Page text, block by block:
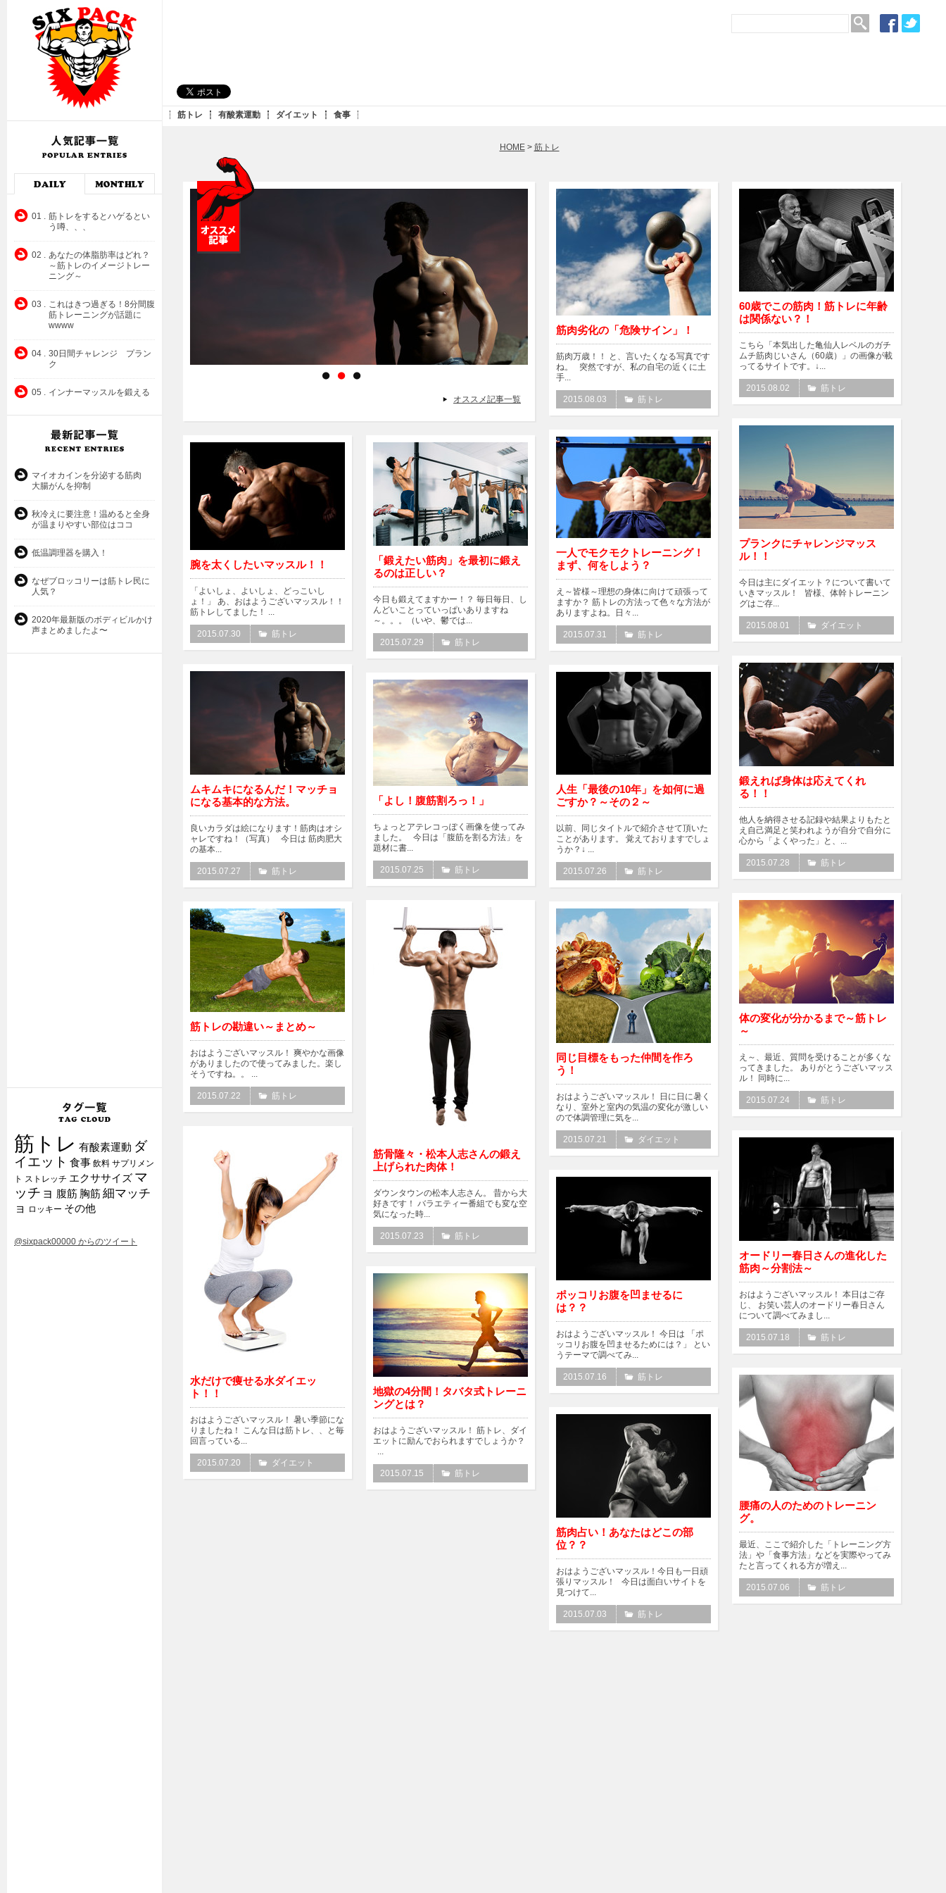
筋トレ 有酸素運動 ダイエット 食事
01 . 筋トレをするとハゲるとい
う噂、、、
02 . あなたの体脂肪率はどれ？
～筋トレのイメージトレー
ニング～
03 . これはきつ過ぎる！8分間腹
筋トレーニングが話題に
wwww
04 . 30日間チャレンジ プラン
ク
05 . インナーマッスルを鍛える
マイオカインを分泌する筋肉
大腸がんを抑制
秋冷えに要注意！温めると全身
が温まりやすい部位はココ
低温調理器を購入！
なぜブロッコリーは筋トレ民に
人気？
2020年最新版のボディビルかけ
声まとめましたよ〜
筋トレ 有酸素運動 ダ
イエット 食事 飲料 サプリメン
ト ストレッチ エクササイズ マ
ッチョ 腹筋 胸筋細マッチ
ョ
ロッキー その他
@sixpack00000 からのツイート
HOME> 筋トレ
オススメ記事一覧
筋肉劣化の「危険サイン」！
筋肉万歳！！ と、言いたくなる写真です
ね。 突然ですが、私の自宅の近くに土
手...
2015.08.03 筋トレ
60歳でこの筋肉！筋トレに年齢
は関係ない？！
こちら「本気出した亀仙人レベルのガチ
ムチ筋肉じいさん（60歳）」の画像が載
ってるサイトです。↓...
2015.08.02 筋トレ
プランクにチャレンジマッス
ル！！
今日は主にダイエット？について書いて
いきマッスル！ 皆様、体幹トレーニン
グはご存...
2015.08.01 ダイエット
一人でモクモクトレーニング！
まず、何をしよう？
え～皆様～理想の身体に向けて頑張って
ますか？ 筋トレの方法って色々な方法が
ありますよね。日々...
2015.07.31 筋トレ
腕を太くしたいマッスル！！
「よいしょ、よいしょ、どっこいし
ょ！」 あ、おはようございマッスル！！
筋トレしてました！ ...
2015.07.30 筋トレ
「鍛えたい筋肉」を最初に鍛え
るのは正しい？
今日も鍛えてますかー！？ 毎日毎日、し
んどいことっていっぱいありますね
～。。。（いや、鬱では...
2015.07.29 筋トレ
鍛えれば身体は応えてくれ
る！！
他人を納得させる記録や結果よりもたと
え自己満足と笑われようが自分で自分に
心から「よくやった」と、...
2015.07.28 筋トレ
ムキムキになるんだ！マッチョ
になる基本的な方法。
良いカラダは絵になります！筋肉はオシ
ャレですね！（写真） 今日は 筋肉肥大
の基本...
2015.07.27 筋トレ
人生「最後の10年」を如何に過
ごすか？～その２～
以前、同じタイトルで紹介させて頂いた
ことがあります。 覚えておりますでしょ
うか？↓ ...
2015.07.26 筋トレ
「よし！腹筋割ろっ！」
ちょっとアテレコっぽく画像を使ってみ
ました。 今日は「腹筋を割る方法」を
題材に書...
2015.07.25 筋トレ
体の変化が分かるまで～筋トレ
～
え～、最近、質問を受けることが多くな
ってきました。 ありがとうございマッス
ル！ 同時に...
2015.07.24 筋トレ
筋骨隆々・松本人志さんの鍛え
上げられた肉体！
ダウンタウンの松本人志さん。 昔から大
好きです！ バラエティー番組でも変な空
気になった時...
2015.07.23 筋トレ
筋トレの勘違い～まとめ～
おはようございマッスル！ 爽やかな画像
がありましたので使ってみました。楽し
そうですね。。 ...
2015.07.22 筋トレ
同じ目標をもった仲間を作ろ
う！
おはようございマッスル！ 日に日に暑く
なり、室外と室内の気温の変化が激しい
ので体調管理に気を...
2015.07.21 ダイエット
水だけで痩せる水ダイエッ
ト！！
おはようございマッスル！ 暑い季節にな
りましたね！ こんな日は筋トレ、、と毎
回言っている...
2015.07.20 ダイエット
オードリー春日さんの進化した
筋肉～分割法～
おはようございマッスル！ 本日はご存
じ、 お笑い芸人のオードリー春日さん
について調べてみまし...
2015.07.18 筋トレ
ポッコリお腹を凹ませるに
は？？
おはようございマッスル！ 今日は 「ポ
ッコリお腹を凹ませるためには？」 とい
うテーマで調べてみ...
2015.07.16 筋トレ
地獄の4分間！タバタ式トレーニ
ングとは？
おはようございマッスル！ 筋トレ、ダイ
エットに励んでおられますでしょうか？
...
2015.07.15 筋トレ
腰痛の人のためのトレーニン
グ。
最近、ここで紹介した「トレーニング方
法」や「食事方法」などを実際やってみ
たと言ってくれる方が増え...
2015.07.06 筋トレ
筋肉占い！あなたはどこの部
位？？
おはようございマッスル！今日も一日頑
張りマッスル！ 今日は面白いサイトを
見つけて...
2015.07.03 筋トレ